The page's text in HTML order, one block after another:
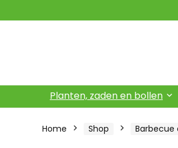
Planten, zaden en bollen
Home Shop